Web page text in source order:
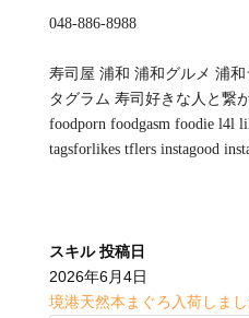
048-886-8988
寿司屋 浦和 浦和グルメ 浦
タグラム 寿司好きな人と繋
foodporn foodgasm foodie l4l
tagsforlikes tflers instagood
スキル 投稿日
2026年6月4日
境港天然本まぐろ入荷しまし